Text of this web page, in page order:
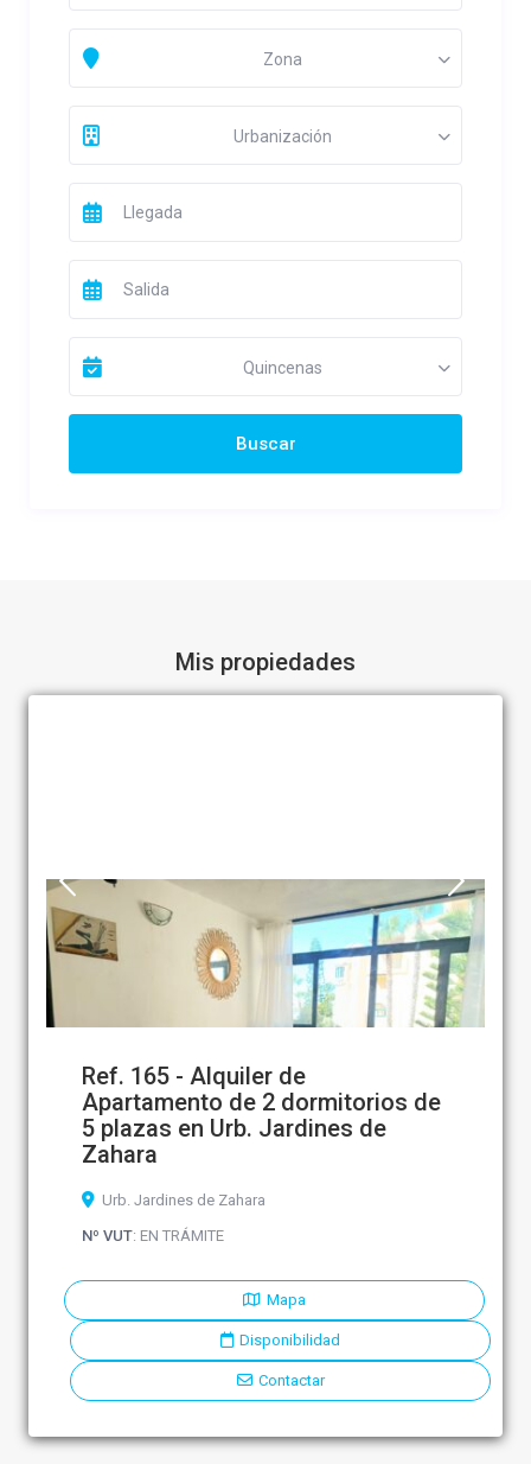
Zona
Urbanización
Quincenas
Mis propiedades
Ref. 165 - Alquiler de
Apartamento de 2 dormitorios de
5 plazas en Urb. Jardines de
Zahara
Urb. Jardines de Zahara
Nº VUT: EN TRÁMITE
Mapa
Disponibilidad
Contactar